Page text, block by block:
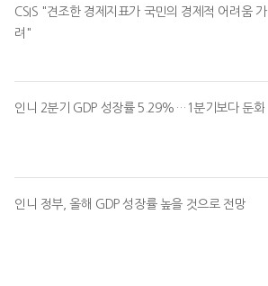
CSIS "견조한 경제지표가 국민의 경제적 어려움 가
려"
인니 2분기 GDP 성장률 5.29%…1분기보다 둔화
인니 정부, 올해 GDP 성장률 높을 것으로 전망